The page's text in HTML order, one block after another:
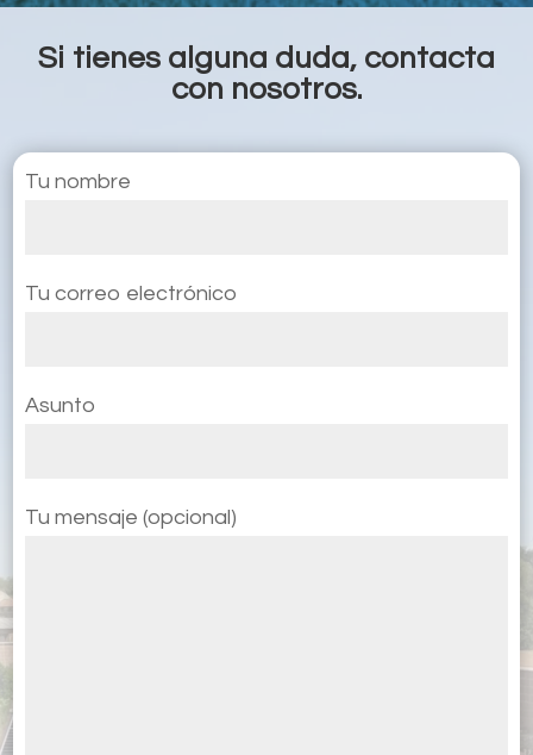
Si tienes alguna duda, contacta
con nosotros.
Tu nombre
Tu correo electrónico
Asunto
Tu mensaje (opcional)